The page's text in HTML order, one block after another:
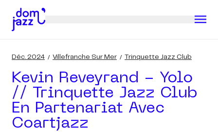
Déc. 2024 Villefranche Sur Mer Trinquette Jazz Club
Kevin Reveyrand - Yolo
// Trinquette Jazz Club
En Partenariat Avec
Coartjazz